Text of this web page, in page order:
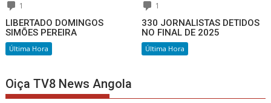
1
LIBERTADO DOMINGOS
SIMÕES PEREIRA
Última Hora
1
330 JORNALISTAS DETIDOS
NO FINAL DE 2025
Última Hora
Oiça TV8 News Angola